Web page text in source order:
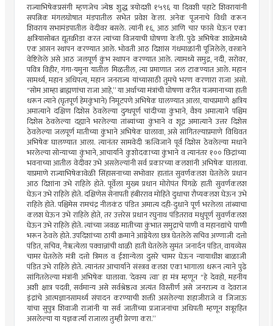
राज्याभिषेकप्रसंगी म्हणजेच ज्येष्ठ शुद्ध त्रयोदशी १५९६ या दिवशी पहाटे शिवरायांनी
सपत्निक मंगलघोषात मंडपातील सभेत प्रवेश केला. अनेक पूजनाचे विधी करून
शिवराय सभामंडपातील वेदीवर बसले. त्यांनी १६, आठ आणि चार फासे घेऊन एका
क्षत्रियासोबत द्यूतक्रीडा करत त्यांच्या विजयाची घोषणा केली. पुढे अभिषेक शाळेमध्ये
एक आसन स्थापन करण्यात आले. भोवती आठ दिशांस गंधमाळांनी पूजिलेले, वस्त्राने
वेष्टिलेले असे आठ जलपूर्ण कुंभ स्थापन करण्यात आले. त्यामध्ये समुद्र, नदी, सरोवर,
पवित्र विहीर, गंगा-यमुना यातील मिळतील, त्या प्रमाणात जल टाकण्यात आले. महान
सामर्थ्य, महान अधिपत्य, महान जनराज्य यांच्यासाठी तुमचे भरण करणारा राजा असो.
"सोम आम्हा ब्राह्मणांचा राजा आहे,” या अर्थाच्या मंत्रांची घोषणा करीत यजमानाच्या हाती
धरून त्याने (घृतपूर्ण हेमकुंभाने) निमूटपणे अभिषेक घालण्यात आला, याचप्रमाणे क्षत्रिय
अमात्याने दक्षिण दिशेस ठेवलेल्या दुग्धपूर्ण चांदीच्या कुंभाने, वैश्य अमात्याने पश्चिम
दिशेस ठेवलेल्या दह्याने भरलेल्या तांब्यांच्या कुंभाने व शूद्र अमात्याने उत्तर दिशेस
ठेवलेल्या जलपूर्ण मातीच्या कुंभाने अभिषेक घालावा, असे सांगितल्याप्रमाणे विधिवत
अभिषेक घालण्यात आला. त्यानंतर सामवेदी ऋत्विजाने पूर्व दिशेस ठेवलेल्या मधाने
भरलेल्या सोन्याच्या कुंभाने, आचार्याने कुशोदकाच्या कुंभाने व त्यानंतर १०० छिद्रांच्या
भवनाच्या आतील वेदीवर उभे असलेल्यांनी सर्व प्रकारच्या कलशांनी अभिषेक घालावा.
याप्रमाणे राज्याभिषेकावेळी सिंहासनाच्या सभोवार हातांत सुवर्णकलश घेतलेले प्रधान
आठ दिशांना उभे राहिले होते. पूर्वेला मुख्य प्रधान मोरोपंत पिंगळे हाती सुवर्णकलश
घेऊन उभे राहिले होते. दक्षिणेस सेनापती हंबीरराव मोहिते दुधाचा रौप्यकलश घेऊन उभे
राहिले होते. पश्चिमेस रामचंद्र नीलकंठ पंडित अमात्य दही-दुधाने पूर्ण भरलेला तांब्याचा
कलश घेऊन उभे राहिले होते, तर उत्तरेस प्रधान रघुनाथ पंडितराव मधुपूर्ण सुवर्णकलश
घेऊन उभे राहिले होते. त्यांच्या जवळ मातीच्या कुंभात समुद्राचे पाणी व महानद्यांचे पाणी
भरून ठेवले होते. उपदिशांच्या ठायी क्रमाने आग्नेयेला छत्र घेतलेले सचिव अण्णाजी दत्तो
पंडित, सचिव, नैॠत्येला पक्वान्नांची थाळी हाती घेतलेले सुमंत जनार्दन पंडित, वायव्येस
चामर घेतलेले मंत्री दत्तो त्रिमल व ईशान्येला दुसरे चामर घेऊन न्यायाधीश बाळाजी
पंडित उभे राहिले होते. त्यानंतर आचार्याने संस्त्रव कलश एका भागाला धरून त्याने पुढे
सांगितलेल्या मंत्रांनी अभिषेक घालावा. ‘देवस्य त्वा’ हा मंत्र म्हणून "हे देवहो, महनीय
अशी क्षात्र पदवी, सर्वमान्य असे सर्वश्रेष्ठत्व अत्यंत विस्तीर्ण असे जनराज्य व देवराज
इंद्रांचे आत्मज्ञानसामर्थ्य संपादन करण्याची शक्ती असलेल्या शहाजीराजे व जिजाऊ
यांचा सुपुत्र शिवाजी राजांनी या सर्व जातींच्या प्रजाजनांचा अधिपती म्हणून शत्रूरहित
असलेल्या या यज्ञकर्त्या राजाला तुम्ही प्रेरणा करा.”